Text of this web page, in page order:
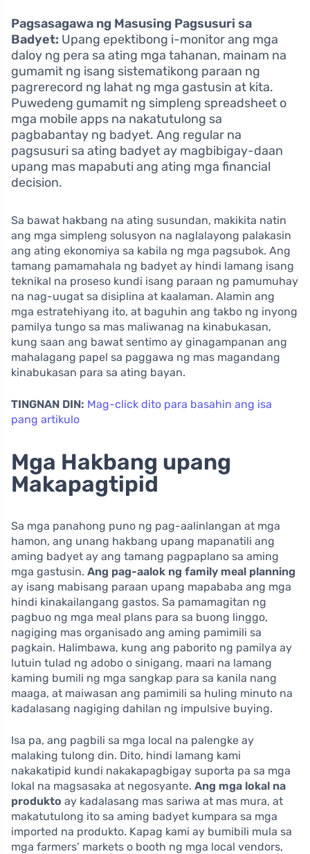
Pagsasagawa ng Masusing Pagsusuri sa
Badyet: Upang epektibong i-monitor ang mga
daloy ng pera sa ating mga tahanan, mainam na
gumamit ng isang sistematikong paraan ng
pagrerecord ng lahat ng mga gastusin at kita.
Puwedeng gumamit ng simpleng spreadsheet o
mga mobile apps na nakatutulong sa
pagbabantay ng badyet. Ang regular na
pagsusuri sa ating badyet ay magbibigay-daan
upang mas mapabuti ang ating mga financial
decision.
Sa bawat hakbang na ating susundan, makikita natin
ang mga simpleng solusyon na naglalayong palakasin
ang ating ekonomiya sa kabila ng mga pagsubok. Ang
tamang pamamahala ng badyet ay hindi lamang isang
teknikal na proseso kundi isang paraan ng pamumuhay
na nag-uugat sa disiplina at kaalaman. Alamin ang
mga estratehiyang ito, at baguhin ang takbo ng inyong
pamilya tungo sa mas maliwanag na kinabukasan,
kung saan ang bawat sentimo ay ginagampanan ang
mahalagang papel sa paggawa ng mas magandang
kinabukasan para sa ating bayan.
TINGNAN DIN: Mag-click dito para basahin ang isa
pang artikulo
Mga Hakbang upang
Makapagtipid
Sa mga panahong puno ng pag-aalinlangan at mga
hamon, ang unang hakbang upang mapanatili ang
aming badyet ay ang tamang pagpaplano sa aming
mga gastusin. Ang pag-aalok ng family meal planning
ay isang mabisang paraan upang mapababa ang mga
hindi kinakailangang gastos. Sa pamamagitan ng
pagbuo ng mga meal plans para sa buong linggo,
nagiging mas organisado ang aming pamimili sa
pagkain. Halimbawa, kung ang paborito ng pamilya ay
lutuin tulad ng adobo o sinigang, maari na lamang
kaming bumili ng mga sangkap para sa kanila nang
maaga, at maiwasan ang pamimili sa huling minuto na
kadalasang nagiging dahilan ng impulsive buying.
Isa pa, ang pagbili sa mga local na palengke ay
malaking tulong din. Dito, hindi lamang kami
nakakatipid kundi nakakapagbigay suporta pa sa mga
lokal na magsasaka at negosyante. Ang mga lokal na
produkto ay kadalasang mas sariwa at mas mura, at
makatutulong ito sa aming badyet kumpara sa mga
imported na produkto. Kapag kami ay bumibili mula sa
mga farmers’ markets o booth ng mga local vendors,